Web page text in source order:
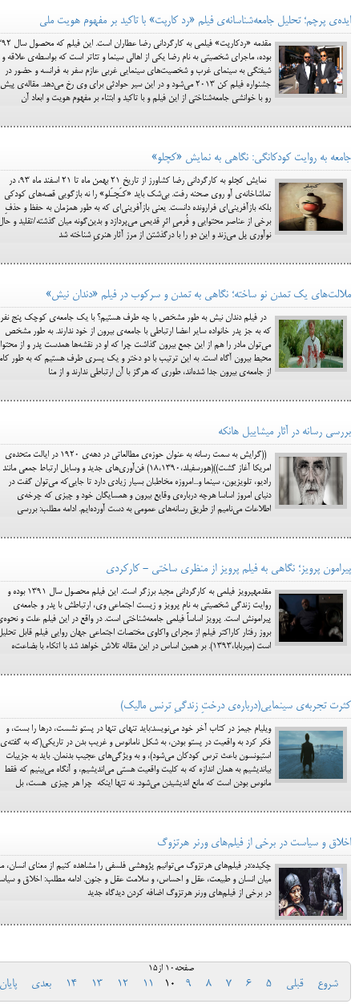
ایده‌ی پرچم؛ تحلیل جامعه‌شناسانه‌ی فیلم «رد کارپت» با تاکید بر مفهوم هویت ملی
مقدمه «ردکارپت» فیلمی به کارگردانی
بوده، ماجرای شخصیتی به نام رضا یکی از اهالی سینما و تئاتر است که بواسطه‌ی علاقه و
شیفتگی به سینمای غرب و شخصیت‌های سینمایی غربی عازم سفر به فرانسه و حضور در
جشنواره فیلم کن 2013 می‌شود و در این سیر حوادثی برای وی رخ می‌دهد. مقاله‌ی پیش
رو با خوانشی جامعه‌شناختی از این فیلم و با تاکید و ابتناء بر مفهوم هویت و ابعاد آن
جامعه به روایت کودکانگی: نگاهی به نمایش «کچلو»
نمایش کچلو به کارگردانی رضا کشاورز از تاریخ 21 بهمن ماه تا 21 اسفند ماه 93، در
تماشاخانه‌ی آو روی صحنه رفت. بی‌شک باید «کـَچـَلو» را نه بازگویی قصه‌های کودکی
بلکه بازآفرینی‌ای فرارونده دانست. یعنی بازآفرینی‌ای که به طور همزمان به حفظ و حذفِ
برخی از عناصر محتوایی و فُرمیِ اثرِ قدیمی می‌پردازد و بدین‌گونه میان گذشته/تقلید و
نوآوری پل می‌زند و این دو را با درگذشتن از مرز آثار هنریِ شناخته شد
ملالت‌های یک تمدن نو ساخته؛ نگاهی به تمدن و سرکوب در فیلم «دندان نیش»
در فیلم دندان نیش به طور مشخص با چه طرف هستیم؟ با یک جامعه‌ی کوچک پنج
که به جز پدر خانواده سایر اعضا ارتباطی با جامعه‌ی بیرون از خود ندارند. به طور مشخص
می‌توان مادر را هم از این جمع بیرون گذاشت چرا که او در نقشه‌ها همدست پدر و از
محیط بیرون آگاه است. به این ترتیب با دو دختر و یک پسری طرف هستیم که به طور
از جامعه‌ی بیرون جدا شده‌اند، طوری که هرگز با آن ارتباطی ندارند و از منا
بررسی رسانه در آثار میشاییل هانکه
((گرایش به سمت رسانه به عنوان حوزه‌ی مطالعاتی در دهه‌ی 1920 در ایالت متحده‌ی
امریکا آغاز گشت))(هورسفیلد،18،1390) فن‌آوری‌های جدید و وسایل ارتباط جمعی مانند
رادیو، تلویزیون، سینما و...امروزه مخاطبان بسیار زیادی دارد تا جایی‌که می‌توان گفت در
دنیای امروز اساسا هرچه درباره‌ی وقایع بیرون و همسایگان خود و چیزی که چرخه‌ی
اطلاعات می‌نامیم از طریق رسانه‌های عمومی به دست آورده‌ایم. ادامه مطلب: بررسی
پیرامون پرویز؛ نگاهی به فیلم پرویز از منظری ساختی - کارکردی
مقدمهپرویز فیلمی به کارگردانی مجید برزگر است. این فیلم محصول سال 1391 بوده و
روایت زندگی شخصیتی به نام پرویز و زیست اجتماعی وی، ارتباطش با پدر و جامعه‌ی
پیرامونش است. پرویز اساساً فیلمی جامعه‌شناختی است. در واقع در این فیلم علت و
بروز رفتار کاراکتر فیلم از مجرای واکاوی مختصات اجتماعی جهان روایی فیلم قابل
است (میربابا،1393). بر همین اساس در این مقاله تلاش خواهد شد با اتکاء با بضاعت‌ه
کثرت تجربه‌ی سینمایی(درباره‌ی درختِ زندگیِ ترنس مالیک)
ویلیام جیمز در کتاب آخر خود می‌نویسد:باید تنهای تنها در پستو نشست، درها را بست، و
فکر کرد به واقعیت در پستو بودن، به شکل نامانوس و غریب بدن در تاریکی(که به گفته‌ی
استیونسون باعث ترس کودکان می‌شود)، و به ویژگی‌های عجیب بدنمان. باید به جزییات
بیاندیشیم به همان اندازه که به کلیت واقعیت هستی می‌اندیشیم، و آنگاه می‌بینیم که فقط
مانوس بودن است که مانع اندیشیدن می‌شود. نه تنها اینکه چرا هر چیزی هست، بل
اخلاق و سیاست در برخی از فیلم‌های ورنر هرتزوگ
چکیده:در فیلم‌های هرتزوگ می‌توانیم پژوهشی فلسفی را مشاهده کنیم از معنای انسان،
میان انسان و طبیعت، عقل و احساس، و سلامت عقل و جنون. ادامه مطلب: اخلاق و
در برخی از فیلم‌های ورنر هرتزوگ اضافه کردن دیدگاه جدید
صفحه10 از15
شروع قبلی 5
6
7
8
9
10
11
12
13
14 بعدی پایان